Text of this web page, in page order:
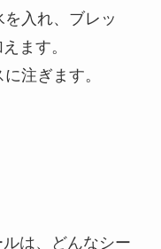
入れ、ブレッ
ます。
注ぎます。
は、どんなシー